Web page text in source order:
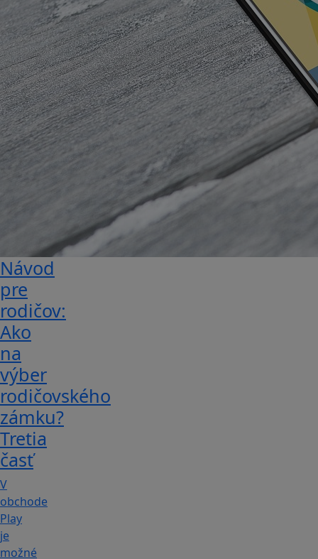
Návod
pre
rodičov:
Ako
na
výber
rodičovského
zámku?
Tretia
časť
V
obchode
Play
je
možné